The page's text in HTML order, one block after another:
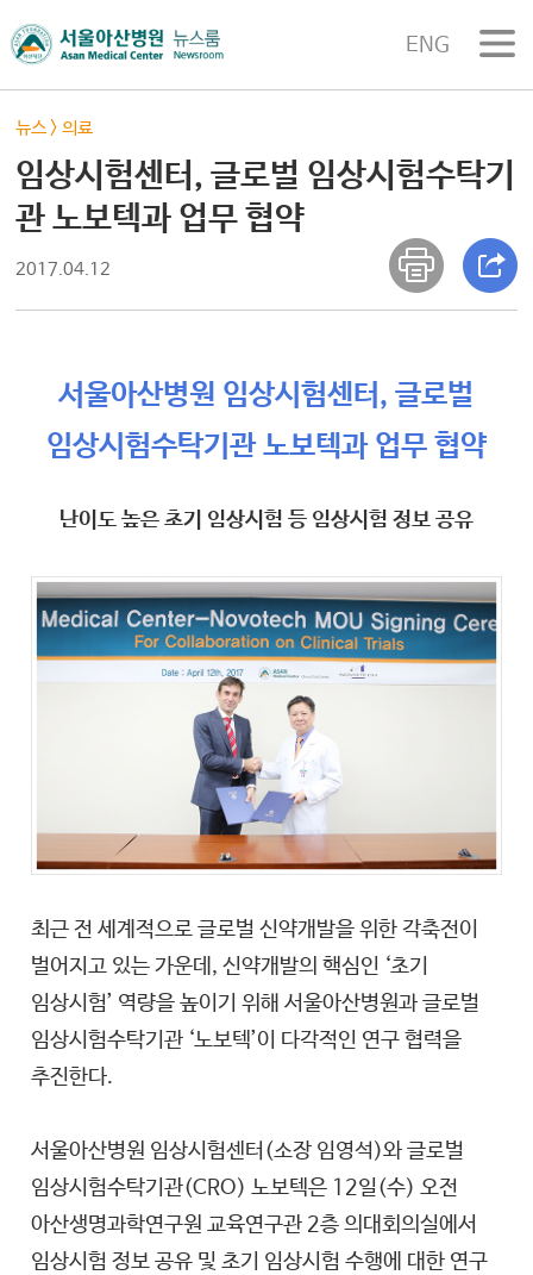
ENG
뉴스 >의료
임상시험센터, 글로벌 임상시험수탁기
관 노보텍과 업무 협약
2017.04.12
서울아산병원 임상시험센터, 글로벌
임상시험수탁기관 노보텍과 업무 협약
난이도 높은 초기 임상시험 등 임상시험 정보 공유
최근 전 세계적으로 글로벌 신약개발을 위한 각축전이
벌어지고 있는 가운데, 신약개발의 핵심인 ‘초기
임상시험’ 역량을 높이기 위해 서울아산병원과 글로벌
임상시험수탁기관 ‘노보텍’이 다각적인 연구 협력을
추진한다.
서울아산병원 임상시험센터(소장 임영석)와 글로벌
임상시험수탁기관(CRO) 노보텍은 12일(수) 오전
아산생명과학연구원 교육연구관 2층 의대회의실에서
임상시험 정보 공유 및 초기 임상시험 수행에 대한 연구